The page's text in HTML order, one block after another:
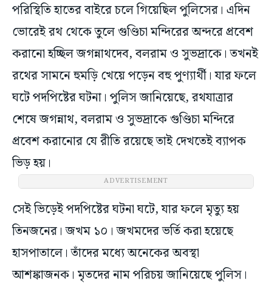
পরিস্থিতি হাতের বাইরে চলে গিয়েছিল পুলিসের। এদিন
ভোরেই রথ থেকে তুলে গুণ্ডিচা মন্দিরের অন্দরে প্রবেশ
করানো হচ্ছিল জগন্নাথদেব, বলরাম ও সুভদ্রাকে। তখনই
রথের সামনে হুমড়ি খেয়ে পড়েন বহু পুণ্যার্থী। যার ফলে
ঘটে পদপিষ্টের ঘটনা। পুলিস জানিয়েছে, রথযাত্রার
শেষে জগন্নাথ, বলরাম ও সুভদ্রাকে গুণ্ডিচা মন্দিরে
প্রবেশ করানোর যে রীতি রয়েছে তাই দেখতেই ব্যাপক
ভিড় হয়।
ADVERTISEMENT
সেই ভিড়েই পদপিষ্টের ঘটনা ঘটে, যার ফলে মৃত্যু হয়
তিনজনের। জখম ১০। জখমদের ভর্তি করা হয়েছে
হাসপাতালে। তাঁদের মধ্যে অনেকের অবস্থা
আশঙ্কাজনক। মৃতদের নাম পরিচয় জানিয়েছে পুলিস।